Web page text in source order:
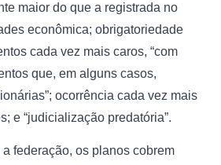
maior do que a registrada no
econômica; obrigatoriedade
cada vez mais caros, “com
que, em alguns casos,
ocorrência cada vez mais
e “judicialização predatória”.
federação, os planos cobrem